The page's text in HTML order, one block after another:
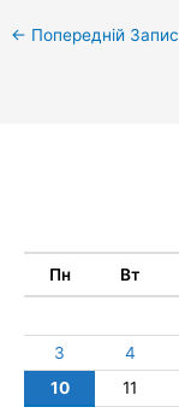
← Попередній Запис
Пн Вт
3
4
10
11